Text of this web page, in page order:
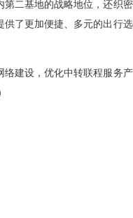
二基地的战略地位，还织
了更加便捷、多元的出行
设，优化中转联程服务产